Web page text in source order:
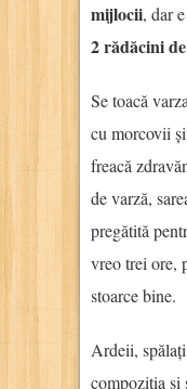
mijlocii, dar
2 rădăcini
Se toacă
cu morcovii
freacă
de varză,
pregătită
vreo trei ore,
stoarce bine.
Ardeii,
compoziția și